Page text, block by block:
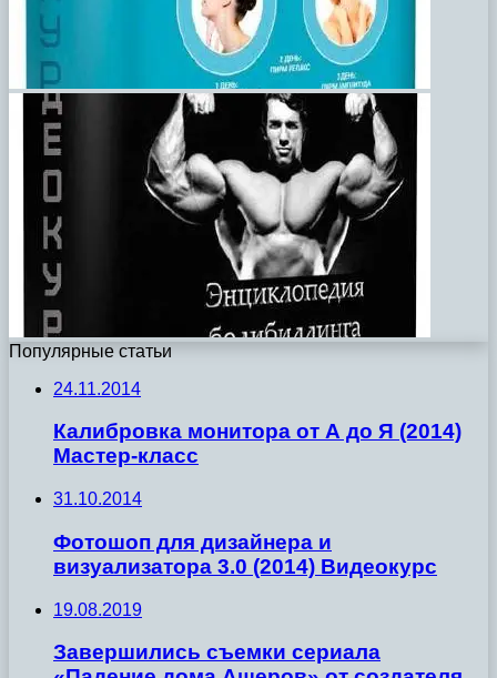
Популярные статьи
24.11.2014
Калибровка монитора от А до Я (2014)
Мастер-класс
31.10.2014
Фотошоп для дизайнера и
визуализатора 3.0 (2014) Видеокурс
19.08.2019
Завершились съемки сериала